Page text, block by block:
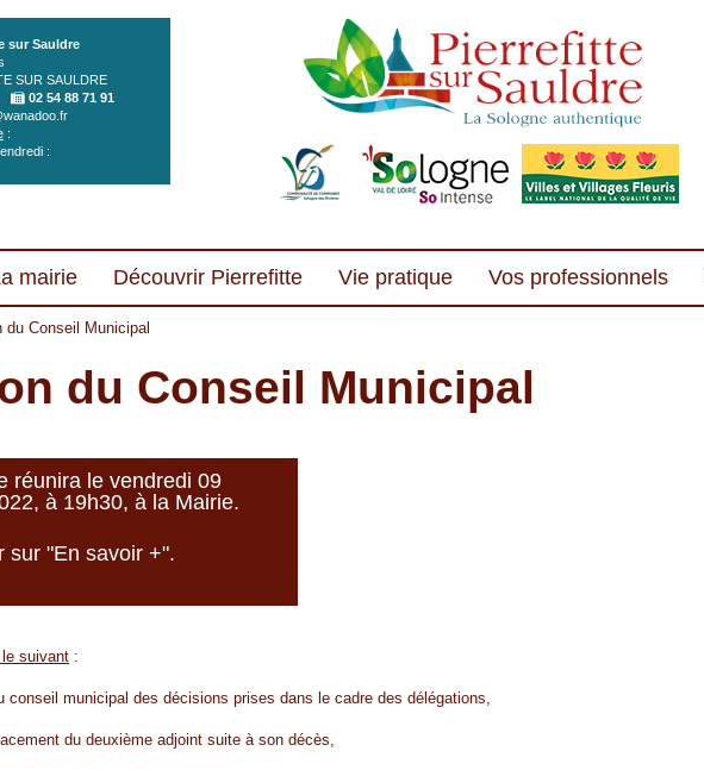
sur Sauldre
SUR SAULDRE
02 54 88 71 91
:
:
mairie Découvrir Pierrefitte Vie pratique Vos professionnels
du Conseil Municipal
du Conseil Municipal
réunira le vendredi 09
à 19h30, à la Mairie.
sur "En savoir +".
le suivant :
conseil municipal des décisions prises dans le cadre des délégations,
du deuxième adjoint suite à son décès,